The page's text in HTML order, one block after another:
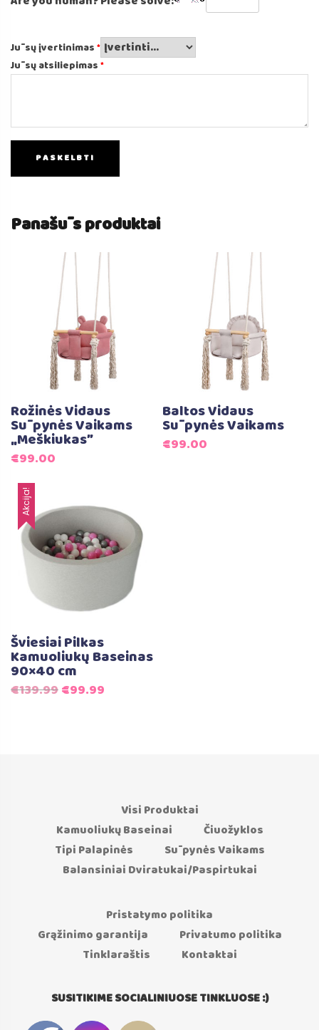
Jūsų įvertinimas*
Jūsų atsiliepimas*
Panašūs produktai
Rožinės Vidaus
Sūpynės Vaikams
„Meškiukas”
€99.00
Baltos Vidaus
Sūpynės Vaikams
€99.00
Akcija!
Šviesiai Pilkas
Kamuoliukų Baseinas
90×40 cm
€139.99Original
€99.99
Visi Produktai
Kamuoliukų Baseinai
Čiuožyklos
Tipi Palapinės
Sūpynės Vaikams
Balansiniai Dviratukai/Paspirtukai
Pristatymo politika
Grąžinimo garantija
Privatumo politika
Tinklaraštis
Kontaktai
SUSITIKIME SOCIALINIUOSE TINKLUOSE :)